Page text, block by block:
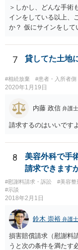
＞しかし、どんな手術
インをしている以上、
か？ 仮にサインをし
眼が悪化することがあ
な場合」には、請求す
7 貸してた土地
#相続放棄 #患者・入所者側
2020年1月19日
内藤 政信 弁護士
請求するのはいいです
8
美容外科で手
請求できます
#慰謝料請求・訴訟 #美容整
#示談
2018年2月1日
鈴木 崇裕 弁護士
損害賠償請求（慰謝料
うと次の条件を満た